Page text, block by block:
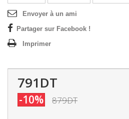
Envoyer à un ami
Partager sur Facebook !
Imprimer
791DT
-10% 879DT